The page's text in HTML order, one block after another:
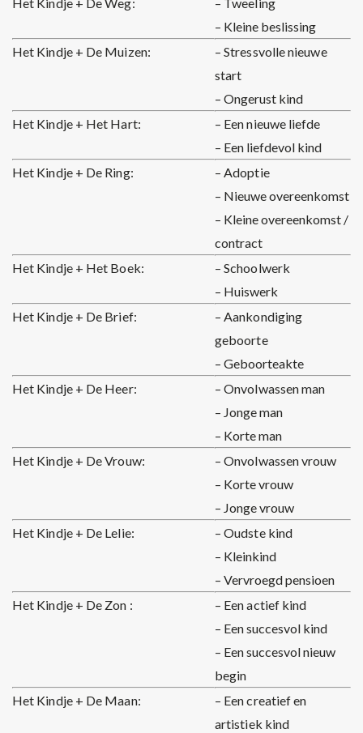
Het Kindje + De Weg:
– Tweeling
– Kleine beslissing
Het Kindje + De Muizen:
– Stressvolle nieuwe
start
– Ongerust kind
Het Kindje + Het Hart:
– Een nieuwe liefde
– Een liefdevol kind
Het Kindje + De Ring:
– Adoptie
– Nieuwe overeenkomst
– Kleine overeenkomst /
contract
Het Kindje + Het Boek:
– Schoolwerk
– Huiswerk
Het Kindje + De Brief:
– Aankondiging
geboorte
– Geboorteakte
Het Kindje + De Heer:
– Onvolwassen man
– Jonge man
– Korte man
Het Kindje + De Vrouw:
– Onvolwassen vrouw
– Korte vrouw
– Jonge vrouw
Het Kindje + De Lelie:
– Oudste kind
– Kleinkind
– Vervroegd pensioen
Het Kindje + De Zon :
– Een actief kind
– Een succesvol kind
– Een succesvol nieuw
begin
Het Kindje + De Maan:
– Een creatief en
artistiek kind